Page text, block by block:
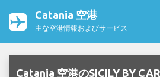
Catania 空港
主な空港情報およびサービス
Catania 空港のSICILY BY